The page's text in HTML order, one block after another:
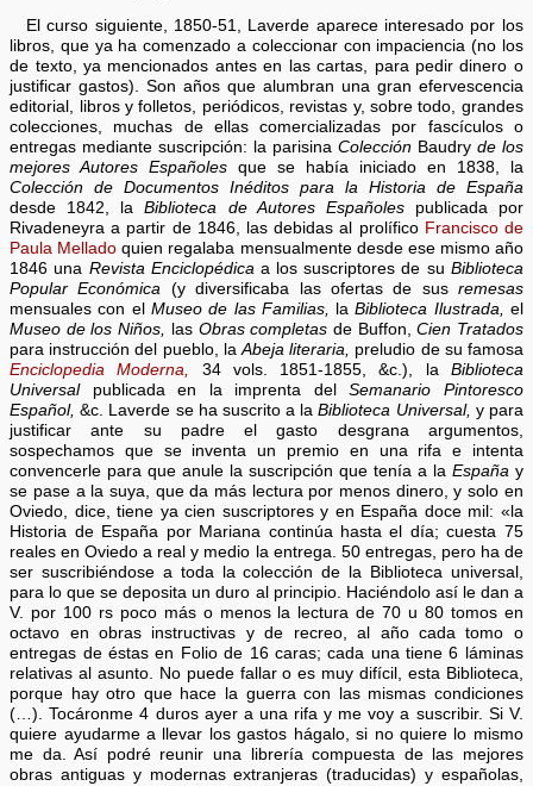
El curso siguiente, 1850-51, Laverde aparece interesado por los
libros, que ya ha comenzado a coleccionar con impaciencia (no los
de texto, ya mencionados antes en las cartas, para pedir dinero o
justificar gastos). Son años que alumbran una gran efervescencia
editorial, libros y folletos, periódicos, revistas y, sobre todo, grandes
colecciones, muchas de ellas comercializadas por fascículos o
entregas mediante suscripción: la parisina ColecciónBaudry de los
mejores Autores Españoles que se había iniciado en 1838, la
Colección de Documentos Inéditos para la Historia de España
desde 1842, laBiblioteca de Autores Españolespublicada por
Rivadeneyra a partir de 1846, las debidas al prolífico Francisco de
Paula Mellado quien regalaba mensualmente desde ese mismo año
1846 una Revista Enciclopédica a los suscriptores de su Biblioteca
Popular Económica (y diversificaba las ofertas de sus remesas
mensuales con el Museo de las Familias, laBiblioteca Ilustrada,
el
Museo de los Niños,
las Obras completas de Buffon,Cien Tratados
para instrucción del pueblo, la Abeja literaria,
preludio de su famosa
Enciclopedia Moderna,
34 vols. 1851-1855, &c.), la Biblioteca
Universalpublicada en la imprenta delSemanario Pintoresco
Español, &c. Laverde se ha suscrito a laBiblioteca Universal, y para
justificar ante su padre el gasto desgrana argumentos,
sospechamos que se inventa un premio en una rifa e intenta
convencerle para que anule la suscripción que tenía a la España y
se pase a la suya, que da más lectura por menos dinero, y solo en
Oviedo, dice, tiene ya cien suscriptores y en España doce mil: «la
Historia de España por Mariana continúa hasta el día; cuesta 75
reales en Oviedo a real y medio la entrega. 50 entregas, pero ha de
ser suscribiéndose a toda la colección de la Biblioteca universal,
para lo que se deposita un duro al principio. Haciéndolo así le dan a
V. por 100 rs poco más o menos la lectura de 70 u 80 tomos en
octavo en obras instructivas y de recreo, al año cada tomo o
entregas de éstas en Folio de 16 caras; cada una tiene 6 láminas
relativas al asunto. No puede fallar o es muy difícil, esta Biblioteca,
porque hay otro que hace la guerra con las mismas condiciones
(…). Tocáronme 4 duros ayer a una rifa y me voy a suscribir. Si V.
quiere ayudarme a llevar los gastos hágalo, si no quiere lo mismo
me da. Así podré reunir una librería compuesta de las mejores
obras antiguas y modernas extranjeras (traducidas) y españolas,